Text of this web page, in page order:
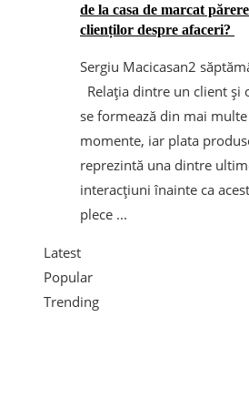
de la casa de marcat
clienților despre afaceri?
Sergiu Macicasan2
Relația dintre un client și
se formează din mai multe
momente, iar plata
reprezintă una dintre
interacțiuni înainte ca
plece ...
Latest
Popular
Trending